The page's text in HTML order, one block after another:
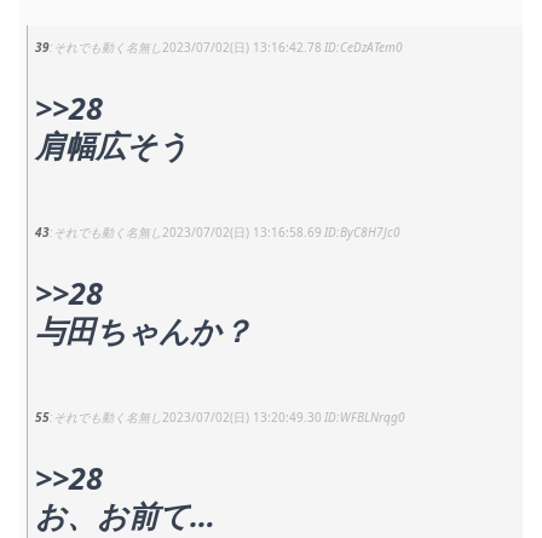
39 それでも動く名無し2023/07/02(日) 13:16:42.78 CeDzATem0
>>28
肩幅広そう
43 それでも動く名無し2023/07/02(日) 13:16:58.69 ByC8H7Jc0
>>28
与田ちゃんか？
55 それでも動く名無し2023/07/02(日) 13:20:49.30 WFBLNrqg0
>>28
お、お前て…